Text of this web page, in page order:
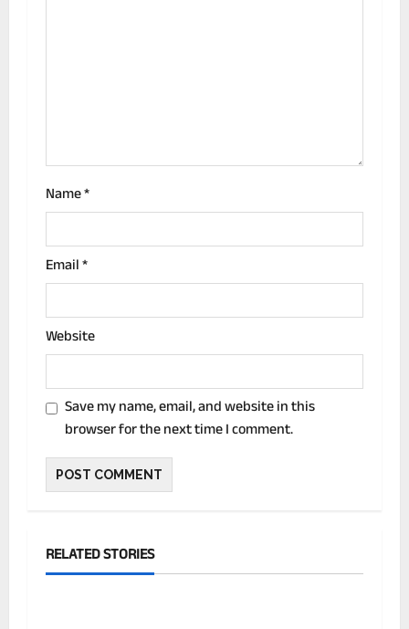
n
Name*
Email*
Website
Save my name, email, and website in this
browser for the next time I comment.
RELATED STORIES
देश